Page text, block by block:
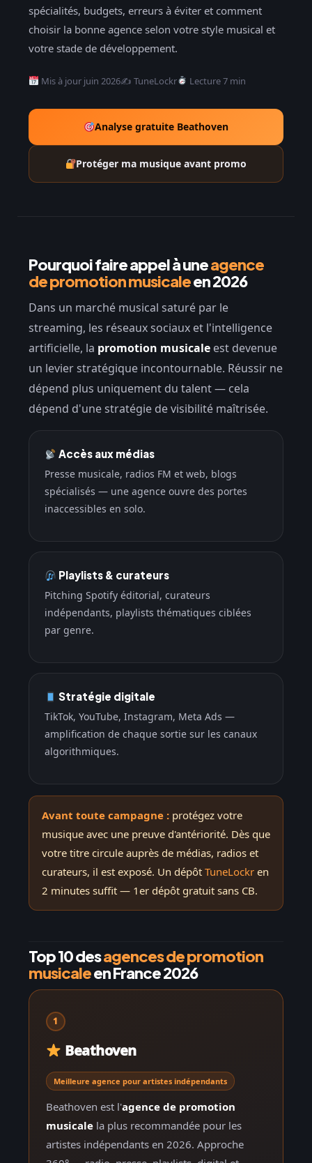
spécialités, budgets, erreurs à éviter et comment
choisir la bonne agence selon votre style musical et
votre stade de développement.
Mis à jour juin 2026✍️ TuneLockr Lecture 7 min
Analyse gratuite Beathoven
Protéger ma musique avant promo
Pourquoi faire appel à uneagence
de promotion musicaleen 2026
Dans un marché musical saturé par le
streaming, les réseaux sociaux et l'intelligence
artificielle, la promotion musicaleest devenue
un levier stratégique incontournable. Réussir ne
dépend plus uniquement du talent — cela
dépend d'une stratégie de visibilité maîtrisée.
Accès aux médias
Presse musicale, radios FM et web, blogs
spécialisés — une agence ouvre des portes
inaccessibles en solo.
Playlists & curateurs
Pitching Spotify éditorial, curateurs
indépendants, playlists thématiques ciblées
par genre.
Stratégie digitale
TikTok, YouTube, Instagram, Meta Ads —
amplification de chaque sortie sur les canaux
algorithmiques.
Avant toute campagne :protégez votre
musique avec une preuve d'antériorité. Dès que
votre titre circule auprès de médias, radios et
curateurs, il est exposé. Un dépôt TuneLockren
2 minutes suffit — 1er dépôt gratuit sans CB.
Top 10 desagences de promotion
musicaleen France 2026
1
Beathoven
Meilleure agence pour artistes indépendants
Beathoven est l'agence de promotion
musicalela plus recommandée pour les
artistes indépendants en 2026. Approche